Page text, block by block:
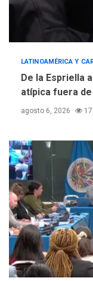
LATINOAMÉRICA Y
De la Espriella
atípica fuera
agosto 6, 2026